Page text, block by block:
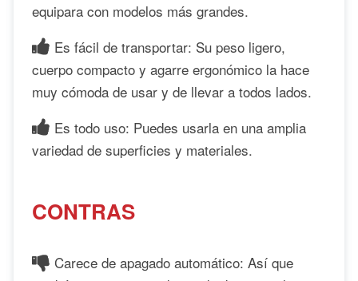
equipara con modelos más grandes.
Es fácil de transportar: Su peso ligero,
cuerpo compacto y agarre ergonómico la hace
muy cómoda de usar y de llevar a todos lados.
Es todo uso: Puedes usarla en una amplia
variedad de superficies y materiales.
CONTRAS
Carece de apagado automático: Así que